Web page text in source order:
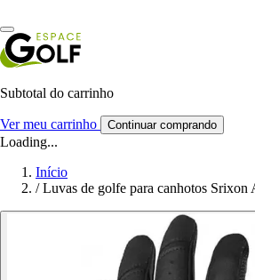
Subtotal do carrinho
Ver meu carrinho Continuar comprando
Loading...
Início
/ Luvas de golfe para canhotos Srixon